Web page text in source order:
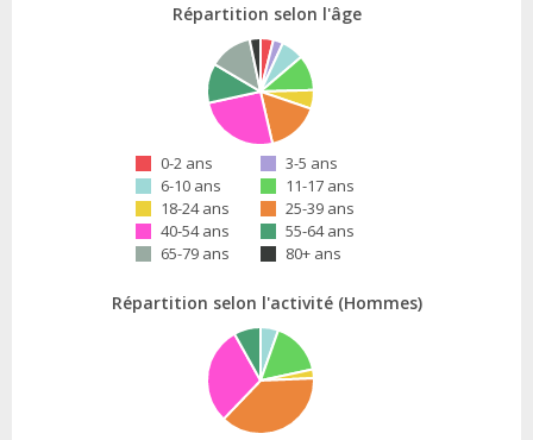
Répartition selon l'âge
0-2 ans
3-5 ans
6-10 ans
11-17 ans
18-24 ans
25-39 ans
40-54 ans
55-64 ans
65-79 ans
80+ ans
Répartition selon l'activité (Hommes)